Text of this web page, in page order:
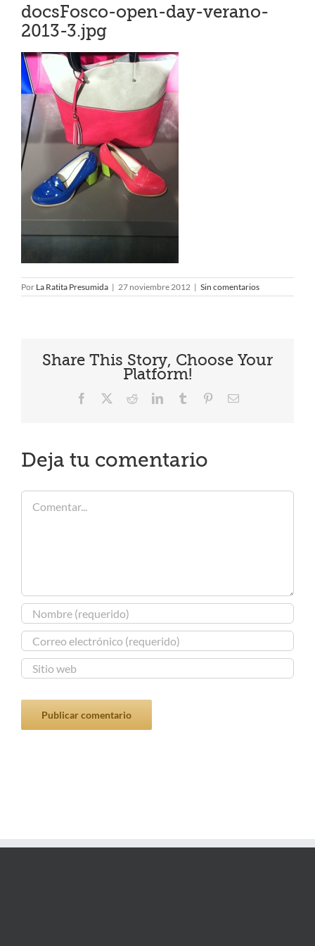
docsFosco-open-day-verano-
2013-3.jpg
Por La Ratita Presumida | 27 noviembre 2012 | Sin comentarios
Share This Story, Choose Your
Platform!
Facebook RedditLinkedInTumblr PinterestCorreo
Deja tu comentario
Comentar